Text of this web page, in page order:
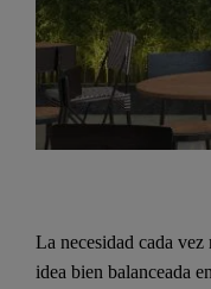
La necesidad cada
idea bien balanceada